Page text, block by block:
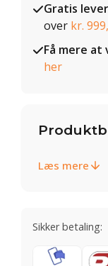
Gratis
over kr.
Få mere at
her
Læs mere
Sikker betaling: